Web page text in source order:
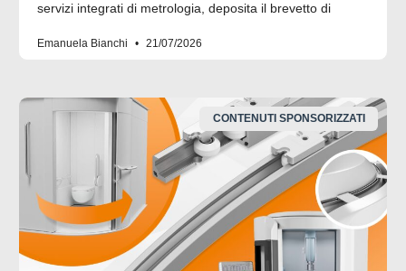
servizi integrati di metrologia, deposita il brevetto di
Emanuela Bianchi 21/07/2026
CONTENUTI SPONSORIZZATI